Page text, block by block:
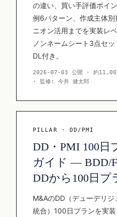
の違い、買い手評価ポイ
例6パターン、作成主体
ニオン活用までを実装レ
ノンネームシート3点セ
DL付き。
2026-07-03 公開 · 約11,000
· 監修: 今井 健太郎
PILLAR · DD/PMI
DD・PMI 100日
ガイド — BDD/
DDから100日プ
M&AのDD（デューデリ
統合）100日プランを実